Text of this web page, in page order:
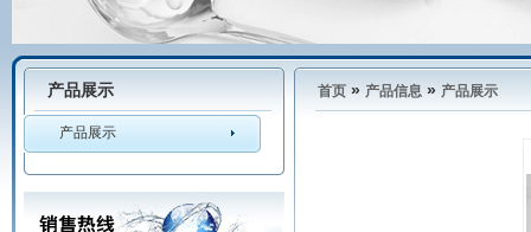
产品展示
产品展示
首页 » 产品信息 » 产品展示